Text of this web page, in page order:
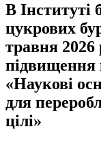
В Інституті
цукрових
травня
підвищення
«Наукові
для
цілі»